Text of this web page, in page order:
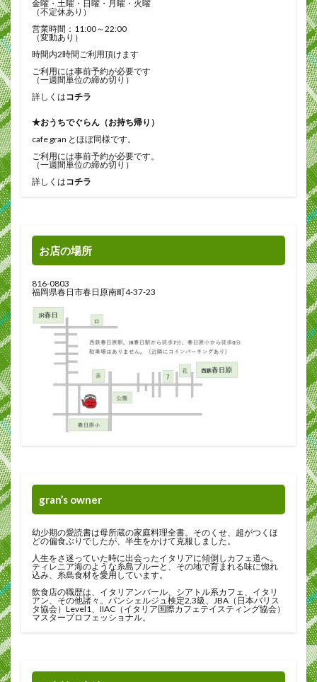
金曜・土曜・日曜・月曜・火曜
（不定休あり）
営業時間：11:00～22:00
（変動あり）
時間内2時間ご利用頂けます
ご利用には事前予約が必要です
（一週間単位の締め切り）
詳しくはコチラ
★おうちでぐらん（お持ち帰り）
cafe gran とほぼ同様です。
ご利用には事前予約が必要です。
（一週間単位の締め切り）
詳しくはコチラ
お店の場所
816-0803
福岡県春日市春日原南町4-37-23
gran’s owner
幼少期の愛読書は母所蔵の家庭料理全書。そのくせ、超がつくほ
どの偏食ぶりでしたが、半生をかけて克服しました。
人生をさ迷っていた時に出会ったイタリアに傾倒しカフェ道へ。
ティレニア海のような糸島ブルーと、その地で育まれる味に惚れ
込み、糸島食材を愛用しています。
飲食店の職歴は、イタリアンバール、シアトル系カフェ、イタリ
アン、その他諸々。パンシェルジュ検定2,3級、JBA（日本バリス
タ協会）Level1、IIAC（イタリア国際カフェテイスティング協会）
マスタープロフェッショナル。